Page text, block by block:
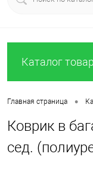
Каталог
Главная страница •
Коврик в
сед.